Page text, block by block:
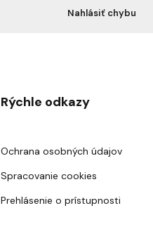
Nahlásiť chybu
Rýchle odkazy
Ochrana osobných údajov
Spracovanie cookies
Prehlásenie o prístupnosti